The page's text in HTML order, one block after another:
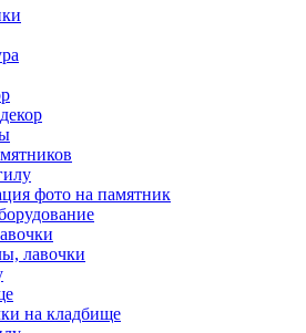
фото на памятник
лавочки
на кладбище